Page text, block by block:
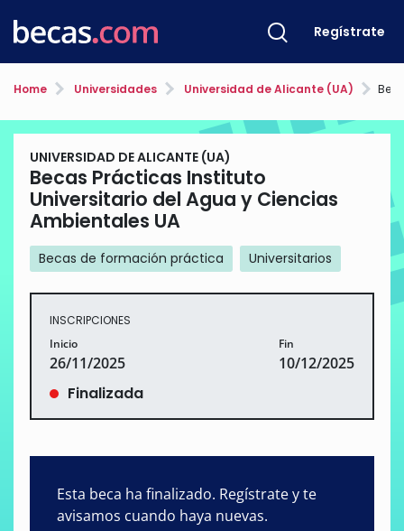
Regístrate
Home Universidades Universidad de Alicante (UA) Becas
UNIVERSIDAD DE ALICANTE (UA)
Becas Prácticas Instituto
Universitario del Agua y Ciencias
Ambientales UA
Becas de formación práctica Universitarios
INSCRIPCIONES
Inicio
26/11/2025
Fin
10/12/2025
Finalizada
Esta beca ha finalizado. Regístrate y te
avisamos cuando haya nuevas.